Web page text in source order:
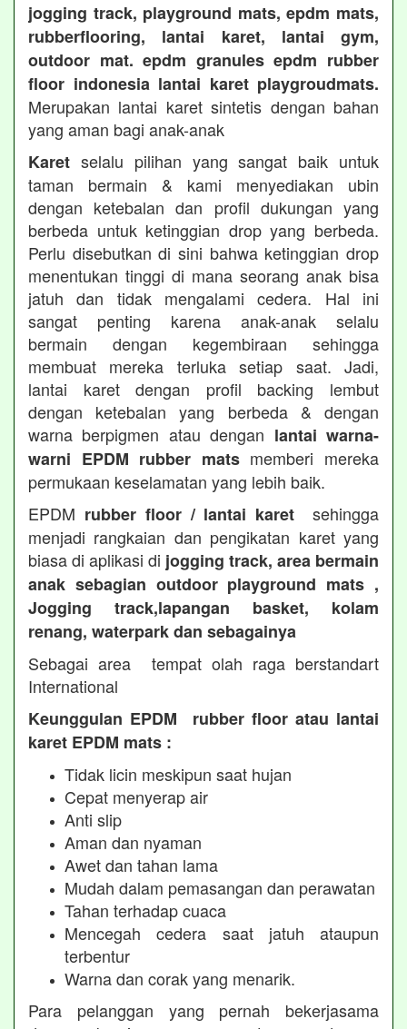
jogging track, playground mats, epdm mats,
rubberflooring, lantai karet, lantai gym,
outdoor mat. epdm granules epdm rubber
floor indonesia lantai karet playgroudmats.
Merupakan lantai karet sintetis dengan bahan
yang aman bagi anak-anak
Karet selalu pilihan yang sangat baik untuk
taman bermain & kami menyediakan ubin
dengan ketebalan dan profil dukungan yang
berbeda untuk ketinggian drop yang berbeda.
Perlu disebutkan di sini bahwa ketinggian drop
menentukan tinggi di mana seorang anak bisa
jatuh dan tidak mengalami cedera. Hal ini
sangat penting karena anak-anak selalu
bermain dengan kegembiraan sehingga
membuat mereka terluka setiap saat. Jadi,
lantai karet dengan profil backing lembut
dengan ketebalan yang berbeda & dengan
warna berpigmen atau dengan lantai warna-
warni EPDM rubber matsmemberi mereka
permukaan keselamatan yang lebih baik.
EPDM rubber floor / lantai karet sehingga
menjadi rangkaian dan pengikatan karet yang
biasa di aplikasi di jogging track, area bermain
anak sebagian outdoor playground mats ,
Jogging track,lapangan basket, kolam
renang, waterpark dan sebagainya
Sebagai area tempat olah raga berstandart
International
Keunggulan EPDM rubber floor atau lantai
karet EPDM mats :
Tidak licin meskipun saat hujan
Cepat menyerap air
Anti slip
Aman dan nyaman
Awet dan tahan lama
Mudah dalam pemasangan dan perawatan
Tahan terhadap cuaca
Mencegah cedera saat jatuh ataupun
terbentur
Warna dan corak yang menarik.
Para pelanggan yang pernah bekerjasama